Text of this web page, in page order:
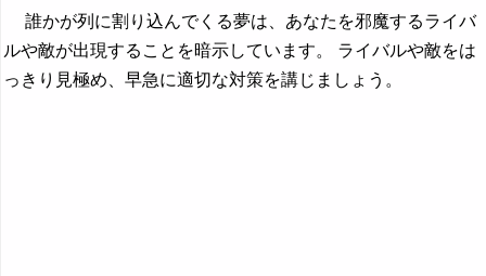
誰かが列に割り込んでくる夢は、あなたを邪魔するライバ
ルや敵が出現することを暗示しています。 ライバルや敵をは
っきり見極め、早急に適切な対策を講じましょう。